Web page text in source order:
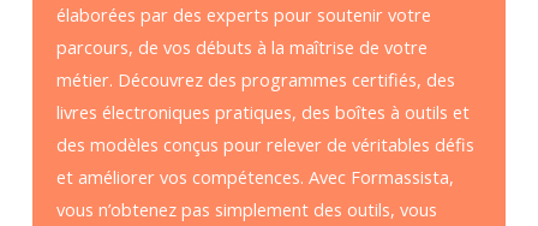
élaborées par des experts pour soutenir votre
parcours, de vos débuts à la maîtrise de votre
métier. Découvrez des programmes certifiés, des
livres électroniques pratiques, des boîtes à outils et
des modèles conçus pour relever de véritables défis
et améliorer vos compétences. Avec Formassista,
vous n’obtenez pas simplement des outils, vous